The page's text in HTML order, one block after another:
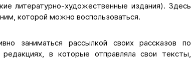
литературно-художественные издания). Здесь
которой можно воспользоваться.
заниматься рассылкой своих рассказов по
в которые отправляла свои тексты,